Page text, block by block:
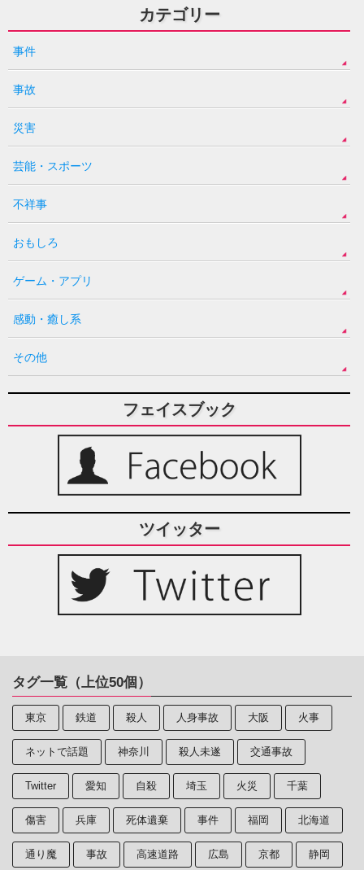
カテゴリー
事件
事故
災害
芸能・スポーツ
不祥事
おもしろ
ゲーム・アプリ
感動・癒し系
その他
フェイスブック
ツイッター
タグ一覧（上位50個）
東京 鉄道 殺人 人身事故 大阪 火事
ネットで話題 神奈川 殺人未遂 交通事故
Twitter 愛知 自殺 埼玉 火災 千葉
傷害 兵庫 死体遺棄 事件 福岡 北海道
通り魔 事故 高速道路 広島 京都 静岡